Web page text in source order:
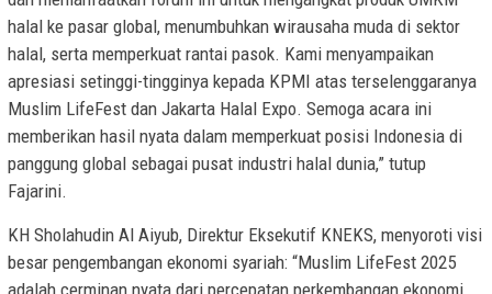
halal ke pasar global, menumbuhkan wirausaha muda di sektor
halal, serta memperkuat rantai pasok. Kami menyampaikan
apresiasi setinggi-tingginya kepada KPMI atas terselenggaranya
Muslim LifeFest dan Jakarta Halal Expo. Semoga acara ini
memberikan hasil nyata dalam memperkuat posisi Indonesia di
panggung global sebagai pusat industri halal dunia,” tutup
Fajarini.
KH Sholahudin Al Aiyub, Direktur Eksekutif KNEKS, menyoroti visi
besar pengembangan ekonomi syariah: “Muslim LifeFest 2025
adalah cerminan nyata dari percepatan perkembangan ekonomi